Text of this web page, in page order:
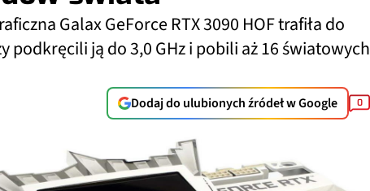
Galax GeForce RTX 3090 HOF trafiła do
ją do 3,0 GHz i pobili aż 16 światowych
Dodaj do ulubionych źródeł w Google 0